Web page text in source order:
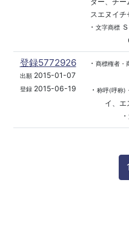
スエヌイ
・ 文字商標Ｓ
登録5772926
出願 2015-01-07
登録2015-06-19
・ 商標権者・
・ 称呼(呼称)
イ、エ
・
1